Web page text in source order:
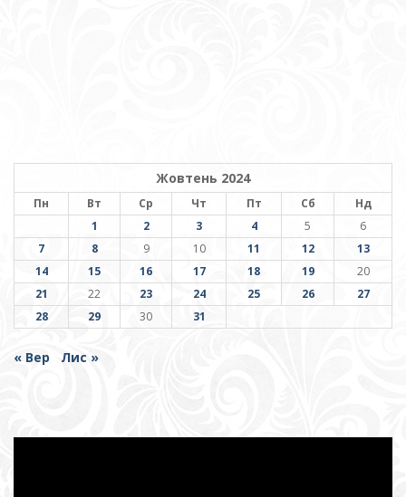
Жовтень 2024
Пн Вт Ср Чт Пт Сб
Нд
1
2 3 4 5
6
7
8 9 10 11 12
13
14
15 16 17 18 19
20
21
22 23 24 25 26
27
28
29 30 31
« Вер Лис »